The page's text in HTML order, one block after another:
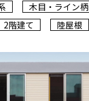
木目・ライン柄
2階建て 陸屋根